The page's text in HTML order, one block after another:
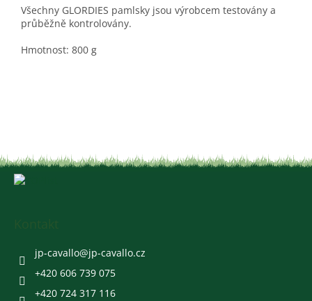
Všechny GLORDIES pamlsky jsou výrobcem testovány a
průběžně kontrolovány.
Hmotnost: 800 g
jp-cavallo@jp-cavallo.cz
+420 606 739 075
+420 724 317 116